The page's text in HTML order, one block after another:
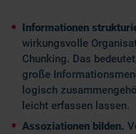
Informationen
wirkungsvolle
Chunking. Das
große
logisch
leicht erfassen lassen.
Assoziationen bilden.